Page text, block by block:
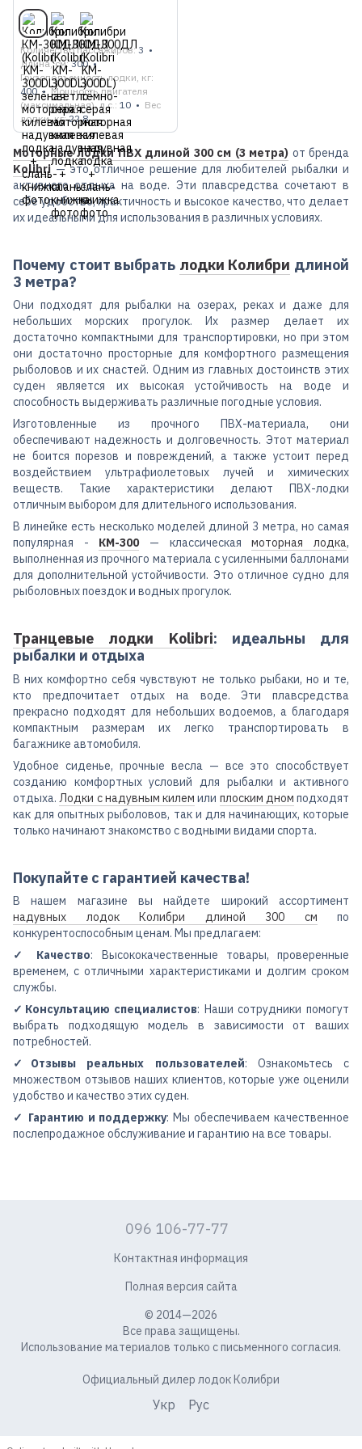
Количество пассажиров 3
Длина, см 300
Грузоподъемность лодки, кг
400
Мощность двигателя
(максимальная), л.с. 10
Вес
лодки, кг 22.8
Моторные лодки ПВХ длиной 300 см (3 метра) от бренда
Kolibri— это отличное решение для любителей рыбалки и
активного отдыха на воде. Эти плавсредства сочетают в
себе удобство, практичность и высокое качество, что делает
их идеальными для использования в различных условиях.
Почему стоит выбрать лодки Колибри длиной
3 метра?
Они подходят для рыбалки на озерах, реках и даже для
небольших морских прогулок. Их размер делает их
достаточно компактными для транспортировки, но при этом
они достаточно просторные для комфортного размещения
рыболовов и их снастей. Одним из главных достоинств этих
суден является их высокая устойчивость на воде и
способность выдерживать различные погодные условия.
Изготовленные из прочного ПВХ-материала, они
обеспечивают надежность и долговечность. Этот материал
не боится порезов и повреждений, а также устоит перед
воздействием ультрафиолетовых лучей и химических
веществ. Такие характеристики делают ПВХ-лодки
отличным выбором для длительного использования.
В линейке есть несколько моделей длиной 3 метра, но самая
популярная - КМ-300— классическаямоторная лодка,
выполненная из прочного материала с усиленными баллонами
для дополнительной устойчивости. Это отличное судно для
рыболовных поездок и водных прогулок.
Транцевые лодки Kolibri: идеальны для
рыбалки и отдыха
В них комфортно себя чувствуют не только рыбаки, но и те,
кто предпочитает отдых на воде. Эти плавсредства
прекрасно подходят для небольших водоемов, а благодаря
компактным размерам их легко транспортировать в
багажнике автомобиля.
Удобное сиденье, прочные весла — все это способствует
созданию комфортных условий для рыбалки и активного
отдыха.Лодки с надувным килем или плоским дном подходят
как для опытных рыболовов, так и для начинающих, которые
только начинают знакомство с водными видами спорта.
Покупайте с гарантией качества!
В нашем магазине вы найдете широкий ассортимент
надувных лодок Колибри длиной 300 см по
конкурентоспособным ценам. Мы предлагаем:
✓ Качество: Высококачественные товары, проверенные
временем, с отличными характеристиками и долгим сроком
службы.
✓Консультацию специалистов: Наши сотрудники помогут
выбрать подходящую модель в зависимости от ваших
потребностей.
✓Отзывы реальных пользователей: Ознакомьтесь с
множеством отзывов наших клиентов, которые уже оценили
удобство и качество этих суден.
✓ Гарантию и поддержку: Мы обеспечиваем качественное
послепродажное обслуживание и гарантию на все товары.
096 106-77-77
Контактная информация
Полная версия сайта
© 2014—2026
Все права защищены.
Использование материалов только с письменного согласия.
Официальный дилер лодок Колибри
Укр Рус